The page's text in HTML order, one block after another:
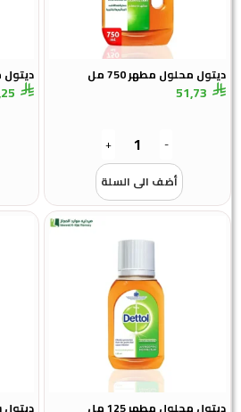
محلول مطهر 750 مل
51,73
أضف الى السلة
ديتول
17,25